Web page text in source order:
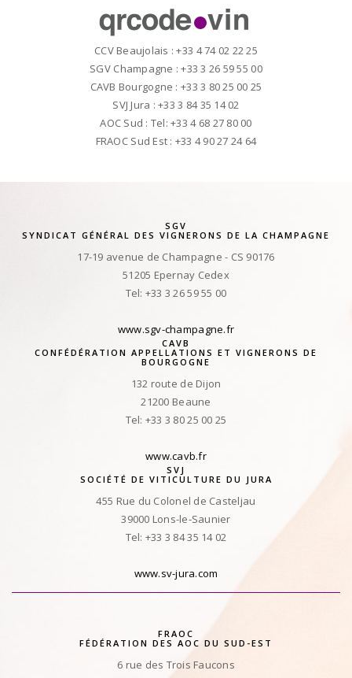
CCV Beaujolais : +33 4 74 02 22 25
SGV Champagne : +33 3 26 59 55 00
CAVB Bourgogne : +33 3 80 25 00 25
SVJ Jura : +33 3 84 35 14 02
AOC Sud : Tel: +33 4 68 27 80 00
FRAOC Sud Est : +33 4 90 27 24 64
SGV
SYNDICAT GÉNÉRAL DES VIGNERONS DE LA CHAMPAGNE
17-19 avenue de Champagne - CS 90176
51205 Epernay Cedex
Tel: +33 3 26 59 55 00
www.sgv-champagne.fr
CAVB
CONFÉDÉRATION APPELLATIONS ET VIGNERONS DE
BOURGOGNE
132 route de Dijon
21200 Beaune
Tel: +33 3 80 25 00 25
www.cavb.fr
SVJ
SOCIÉTÉ DE VITICULTURE DU JURA
455 Rue du Colonel de Casteljau
39000 Lons-le-Saunier
Tel: +33 3 84 35 14 02
www.sv-jura.com
FRAOC
FÉDÉRATION DES AOC DU SUD-EST
6 rue des Trois Faucons